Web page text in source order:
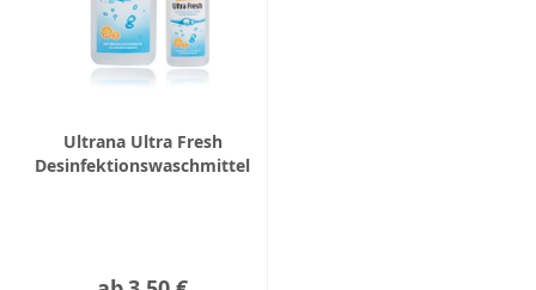
Ultrana Ultra Fresh
Desinfektionswaschmittel